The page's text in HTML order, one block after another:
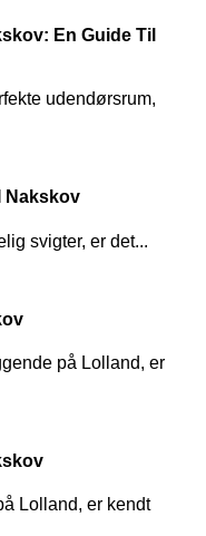
En Guide Til
udendørsrum,
Nakskov
svigter, er det...
på Lolland, er
Lolland, er kendt